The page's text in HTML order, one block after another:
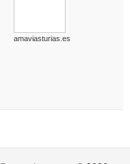
amaviasturias.es